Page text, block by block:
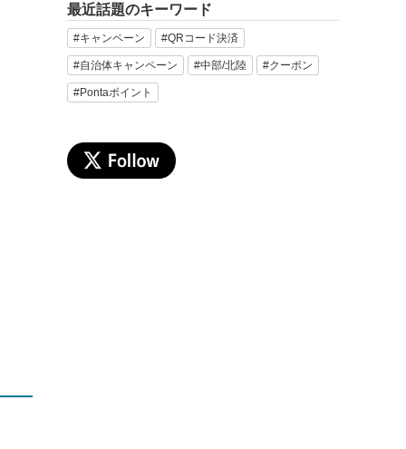
最近話題のキーワード
#キャンペーン #QRコード決済
#自治体キャンペーン #中部/北陸 #クーポン
#Pontaポイント